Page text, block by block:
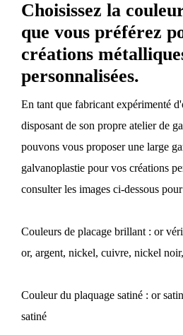
Choisissez la
que vous préférez
créations
personnalisées.
En tant que fabricant expérimenté
disposant de son propre atelier de
pouvons vous proposer une large
galvanoplastie pour vos créations
consulter les images ci-dessous
Couleurs de placage brillant : or
or, argent, nickel, cuivre, nickel
Couleur du plaquage satiné : or
satiné